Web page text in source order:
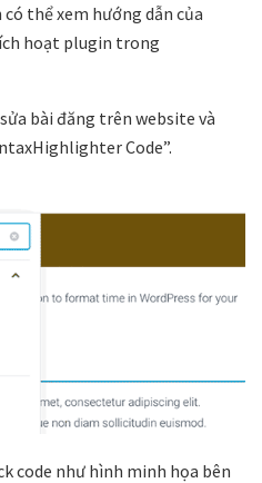
thể xem hướng dẫn của
hoạt plugin trong
bài đăng trên website và
Code”.
code như hình minh họa bên